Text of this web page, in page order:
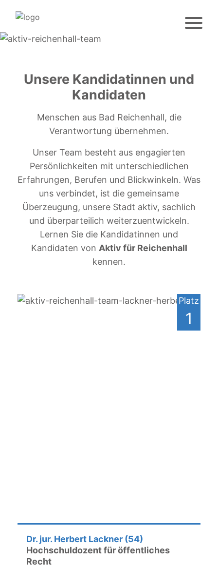
Unsere Kandidatinnen und
Kandidaten
Menschen aus Bad Reichenhall, die
Verantwortung übernehmen.
Unser Team besteht aus engagierten
Persönlichkeiten mit unterschiedlichen
Erfahrungen, Berufen und Blickwinkeln. Was
uns verbindet, ist die gemeinsame
Überzeugung, unsere Stadt aktiv, sachlich
und überparteilich weiterzuentwickeln.
Lernen Sie die Kandidatinnen und
Kandidaten von Aktiv für Reichenhall
kennen.
Dr. jur. Herbert Lackner (54)
Hochschuldozent für öffentliches
Recht
Platz
1